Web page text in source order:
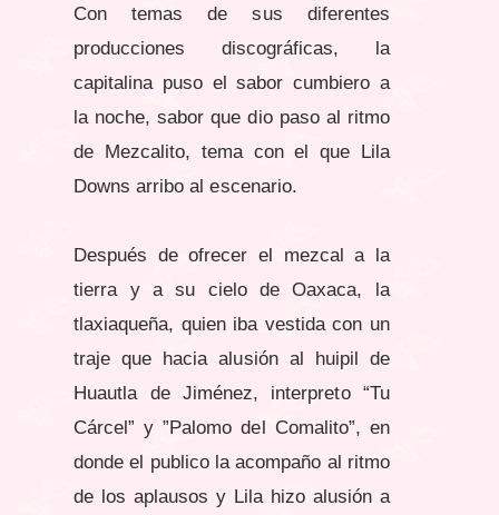
Con temas de sus diferentes
producciones discográficas, la
capitalina puso el sabor cumbiero a
la noche, sabor que dio paso al ritmo
de Mezcalito, tema con el que Lila
Downs arribo al escenario.
Después de ofrecer el mezcal a la
tierra y a su cielo de Oaxaca, la
tlaxiaqueña, quien iba vestida con un
traje que hacia alusión al huipil de
Huautla de Jiménez, interpreto “Tu
Cárcel” y ”Palomo del Comalito”, en
donde el publico la acompaño al ritmo
de los aplausos y Lila hizo alusión a